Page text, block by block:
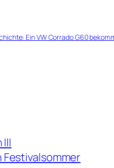
Ein VW Corrado G60
Festivalsommer